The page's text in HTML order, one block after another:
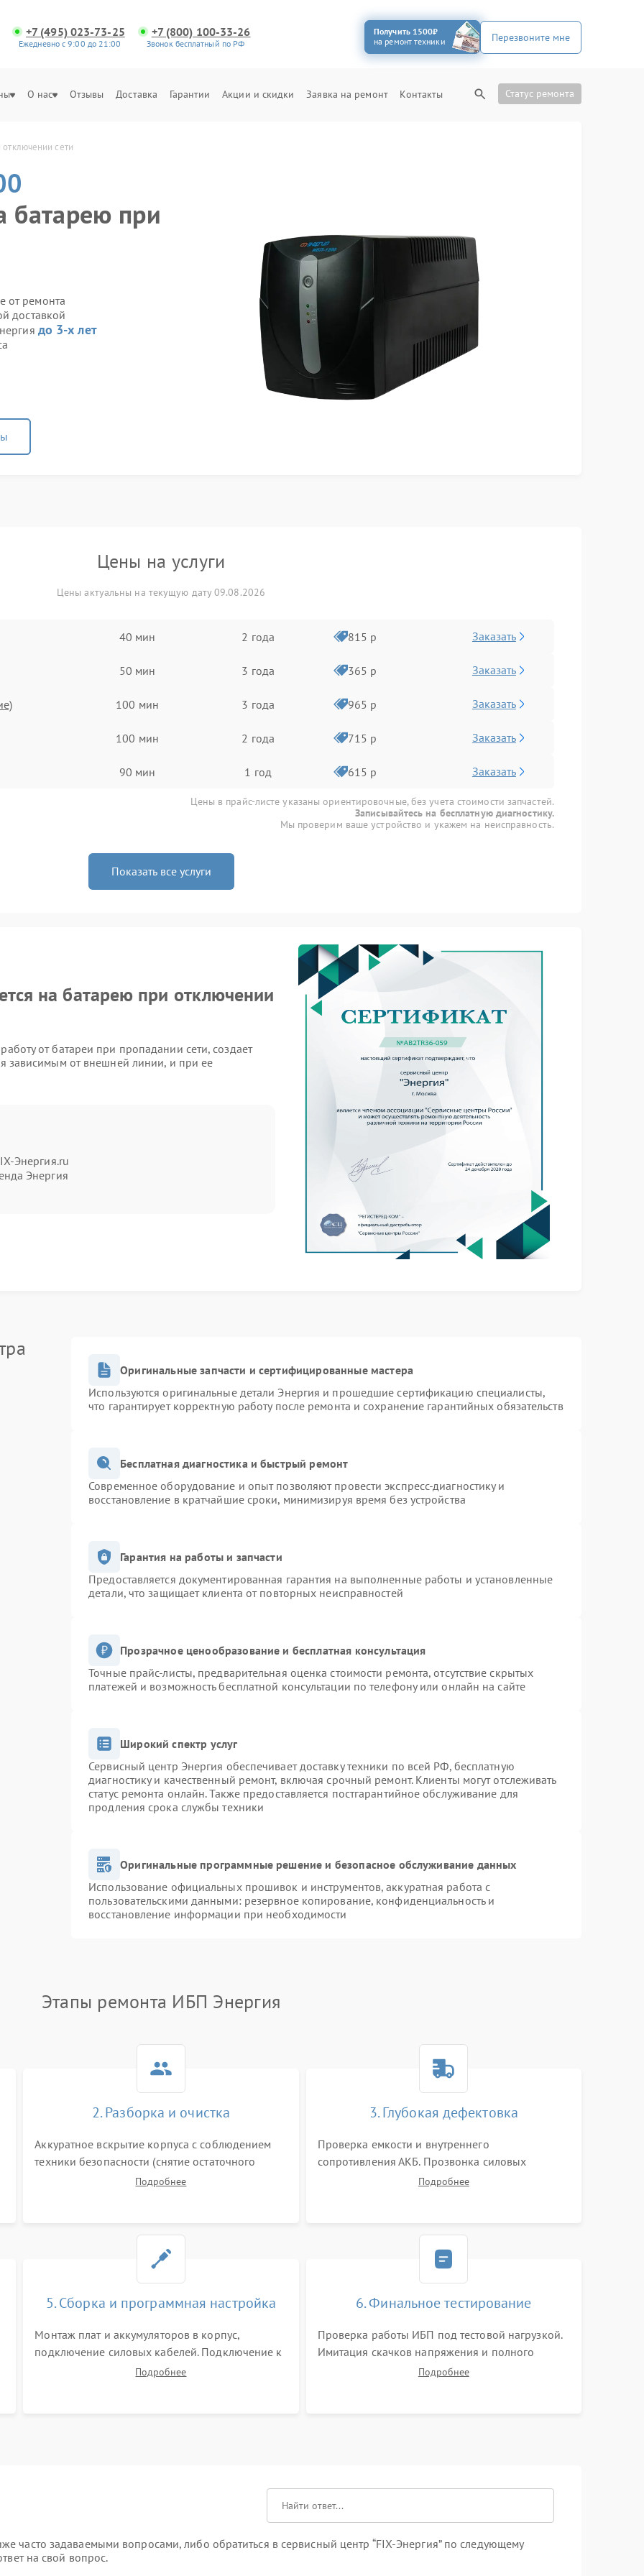
+7 (495) 023-73-25
Ежедневно с 9:00 до 21:00
+7 (800) 100-33-26
Звонок бесплатный по РФ
Получить 1500₽
на ремонт техники
Перезвоните мне
О нас Отзывы Доставка Гарантии Акции и скидки Заявка на ремонт Контакты Статус ремонта
сети
батарею при
от ремонта
доставкой
до 3-х лет
Цены на услуги
Цены актуальны на текущую дату 09.08.2026
40 мин 2 года 815 р Заказать
50 мин 3 года 365 р Заказать
100 мин 3 года 965 р Заказать
100 мин 2 года 715 р Заказать
90 мин 1 год 615 р Заказать
Цены в прайс-листе указаны ориентировочные, без учета стоимости запчастей.
Записывайтесь на бесплатную диагностику.
Мы проверим ваше устройство и укажем на неисправность.
Показать все услуги
на батарею при отключении
от батареи при пропадании сети, создает
зависимым от внешней линии, и при ее
сети;
напряжения;
простые действия:
кабели;
ремонт Энергия. В сервисном центре Энергия
Энергия.ru
Энергия
Оригинальные запчасти и сертифицированные мастера
Используются оригинальные детали Энергия и прошедшие сертификацию специалисты,
что гарантирует корректную работу после ремонта и сохранение гарантийных обязательств
Бесплатная диагностика и быстрый ремонт
Современное оборудование и опыт позволяют провести экспресс-диагностику и
восстановление в кратчайшие сроки, минимизируя время без устройства
Гарантия на работы и запчасти
Предоставляется документированная гарантия на выполненные работы и установленные
детали, что защищает клиента от повторных неисправностей
Прозрачное ценообразование и бесплатная консультация
Точные прайс-листы, предварительная оценка стоимости ремонта, отсутствие скрытых
платежей и возможность бесплатной консультации по телефону или онлайн на сайте
Широкий спектр услуг
Сервисный центр Энергия обеспечивает доставку техники по всей РФ, бесплатную
диагностику и качественный ремонт, включая срочный ремонт. Клиенты могут отслеживать
статус ремонта онлайн. Также предоставляется постгарантийное обслуживание для
продления срока службы техники
Оригинальные программные решение и безопасное обслуживание данных
Использование официальных прошивок и инструментов, аккуратная работа с
пользовательскими данными: резервное копирование, конфиденциальность и
восстановление информации при необходимости
Этапы ремонта ИБП Энергия
2. Разборка и очистка
Аккуратное вскрытие корпуса с соблюдением
техники безопасности (снятие остаточного
заряда). Очистка плат, радиаторов и кулеров от
Подробнее
3. Глубокая дефектовка
Проверка емкости и внутреннего
сопротивления АКБ. Прозвонка силовых
транзисторов инвертора, диодов, реле
Подробнее
5. Сборка и программная настройка
Монтаж плат и аккумуляторов в корпус,
подключение силовых кабелей. Подключение к
ПК для программной калибровки констант
Подробнее
6. Финальное тестирование
Проверка работы ИБП под тестовой нагрузкой.
Имитация скачков напряжения и полного
отключения сети. Контроль времени автономной
Подробнее
часто задаваемыми вопросами, либо обратиться в сервисный центр “FIX-Энергия” по следующему
на свой вопрос.